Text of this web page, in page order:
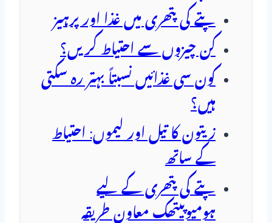
پتے کی پتھری میں غذا اور پرہیز
کن چیزوں سے احتیاط کریں؟
کون سی غذائیں نسبتاً بہتر رہ سکتی
ہیں؟
زیتون کا تیل اور لیموں: احتیاط
کے ساتھ
پتے کی پتھری کے لیے
ہومیوپیتھک معاون طریقہ